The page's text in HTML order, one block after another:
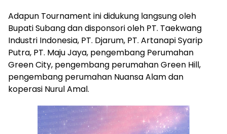
Adapun Tournament ini didukung langsung oleh
Bupati Subang dan disponsori oleh PT. Taekwang
Industri Indonesia, PT. Djarum, PT. Artanapi Syarip
Putra, PT. Maju Jaya, pengembang Perumahan
Green City, pengembang perumahan Green Hill,
pengembang perumahan Nuansa Alam dan
koperasi Nurul Amal.